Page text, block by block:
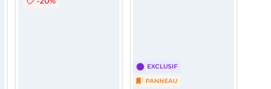
EXCLUSIF
PANNEAU